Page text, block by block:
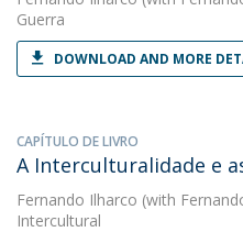
Guerra
DOWNLOAD AND MORE
CAPÍTULO DE LIVRO
A Interculturalidade e
Fernando Ilharco (with
Intercultural